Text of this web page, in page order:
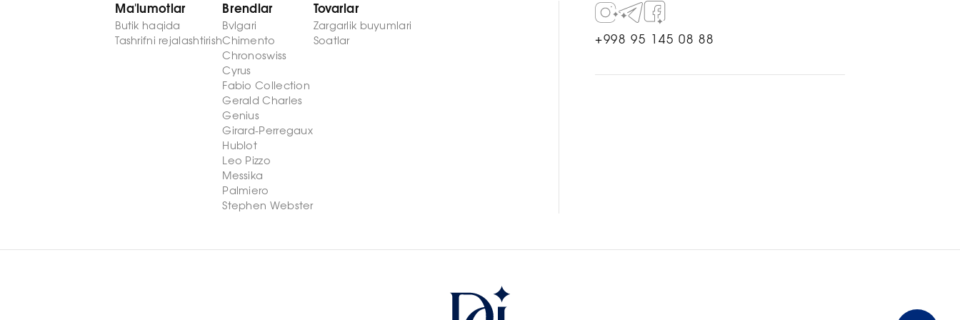
Ma'lumotlar
Butik haqida
Tashrifni rejalashtirish
Brendlar
Bvlgari
Chimento
Chronoswiss
Cyrus
Fabio Collection
Gerald Charles
Genius
Girard-Perregaux
Hublot
Leo Pizzo
Messika
Palmiero
Stephen Webster
Tovarlar
Zargarlik buyumlari
Soatlar
+998 95 145 08 88